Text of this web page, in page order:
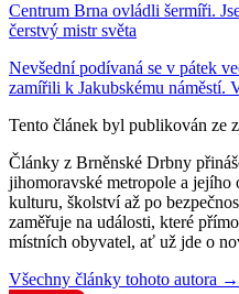
Centrum Brna ovládli šermíři.
čerstvý mistr světa
Nevšední podívaná se v pátek
zamířili k Jakubskému náměstí.
Tento článek byl publikován ze
Články z Brněnské Drbny
jihomoravské metropole a
kulturu, školství až po
zaměřuje na události, které
místních obyvatel, ať už jde o
Všechny články tohoto autora →